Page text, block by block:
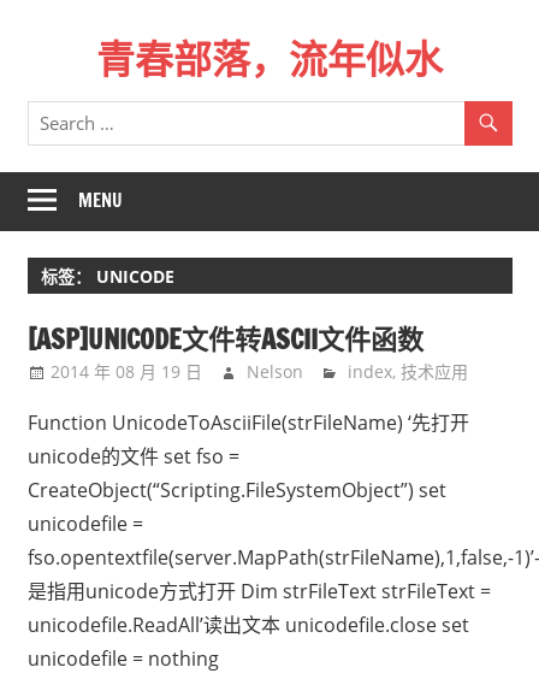
青春部落，流年似水
青
春
一
场
远
行，
记
不
起
来
路。
MENU
标签： UNICODE
[ASP]UNICODE文件转ASCII文件函数
2014 年 08 月 19 日 Nelson index,技术应用
Function UnicodeToAsciiFile(strFileName) ‘先打开
unicode的文件 set fso =
CreateObject(“Scripting.FileSystemObject”) set
unicodefile =
fso.opentextfile(server.MapPath(strFileName),1,false,-
是指用unicode方式打开 Dim strFileText strFileText =
unicodefile.ReadAll’读出文本 unicodefile.close set
unicodefile = nothing